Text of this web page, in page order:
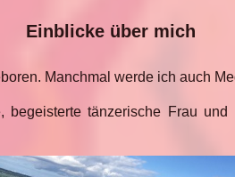
Einblicke über mich
Manchmal werde ich auch
begeisterte tänzerische Frau